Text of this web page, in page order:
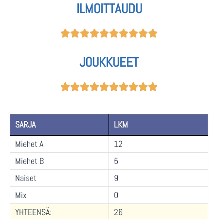
ILMOITTAUDU

JOUKKUEET

SARJA
LKM
Miehet A
12
Miehet B
5
Naiset
9
Mix
0
YHTEENSÄ:
26